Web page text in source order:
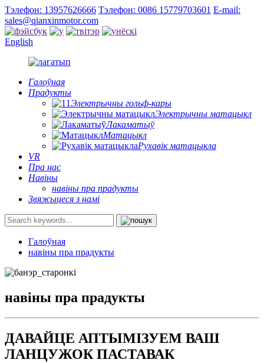
Тэлефон: 13957626666 Тэлефон: 0086 15779703601 E-mail:
sales@qianxinmotor.com
English
Галоўная
Прадукты
Электрычны гольф-кары
Электрычны матацыкл
Лакаматыў
Матацыкл
Рухавік матацыкла
VR
Пра нас
Навіны
навіны пра прадукты
Звяжыцеся з намі
Галоўная
навіны пра прадукты
навіны пра прадукты
ДАВАЙЦЕ АПТЫМІЗУЕМ ВАШ
ЛАНЦУЖОК ПАСТАВАК